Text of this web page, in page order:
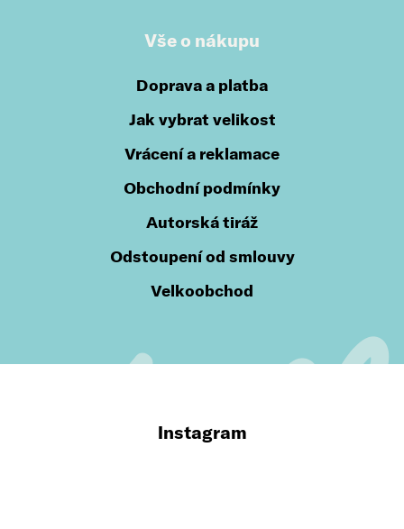
Vše o nákupu
Doprava a platba
Jak vybrat velikost
Vrácení a reklamace
Obchodní podmínky
Autorská tiráž
Odstoupení od smlouvy
Velkoobchod
Instagram